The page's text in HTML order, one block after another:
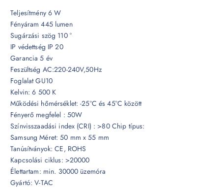
Teljesítmény 6 W
Fényáram 445 lumen
Sugárzási szög 110 °
IP védettség IP 20
Garancia 5 év
Feszültség AC:220-240V,50Hz
Foglalat GU10
Kelvin: 6 500 K
Működési hőmérséklet: -25°C és 45°C között
Fényerő megfelel : 50W
Színvisszaadási index (CRI) : >80 Chip típus:
Samsung Méret: 50 mm x 55 mm
Tanúsítványok: CE, ROHS
Kapcsolási ciklus: >20000
Élettartam: min. 30000 üzemóra
Gyártó: V-TAC